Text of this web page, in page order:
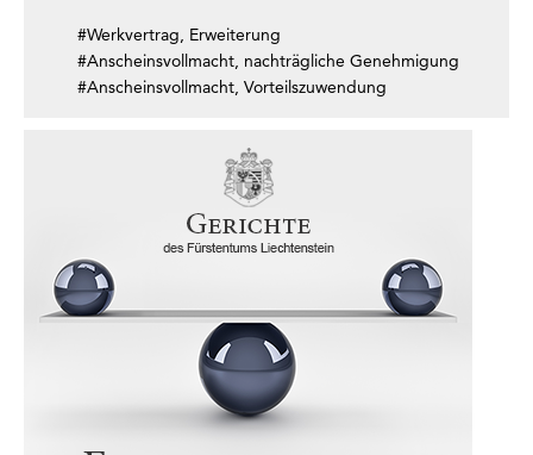
#Werkvertrag, Erweiterung
#Anscheinsvollmacht, nachträgliche Genehmigung
#Anscheinsvollmacht, Vorteilszuwendung